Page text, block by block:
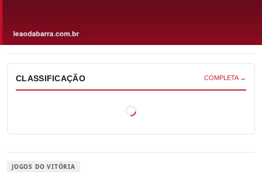
CLASSIFICAÇÃO COMPLETA →
JOGOS DO VITÓRIA